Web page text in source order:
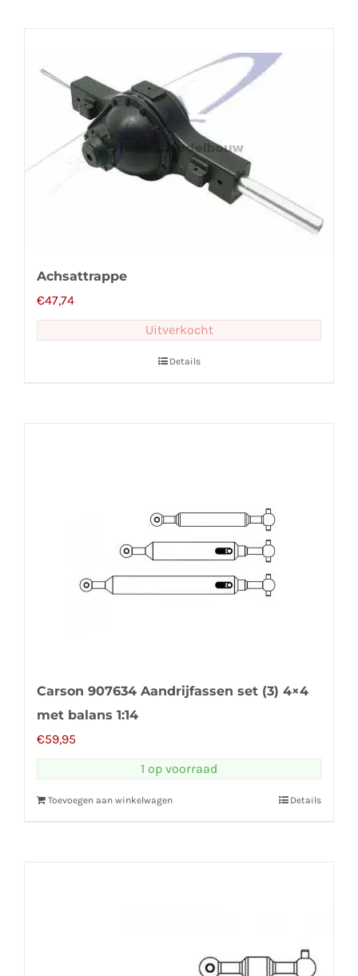
Achsattrappe
€47,74
Uitverkocht
Details
Carson 907634 Aandrijfassen set (3) 4×4
met balans 1:14
€59,95
1 op voorraad
Toevoegen aan winkelwagen Details